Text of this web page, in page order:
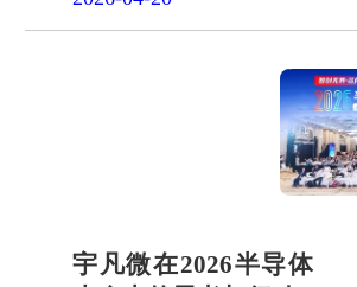
宇凡微在2026半导体